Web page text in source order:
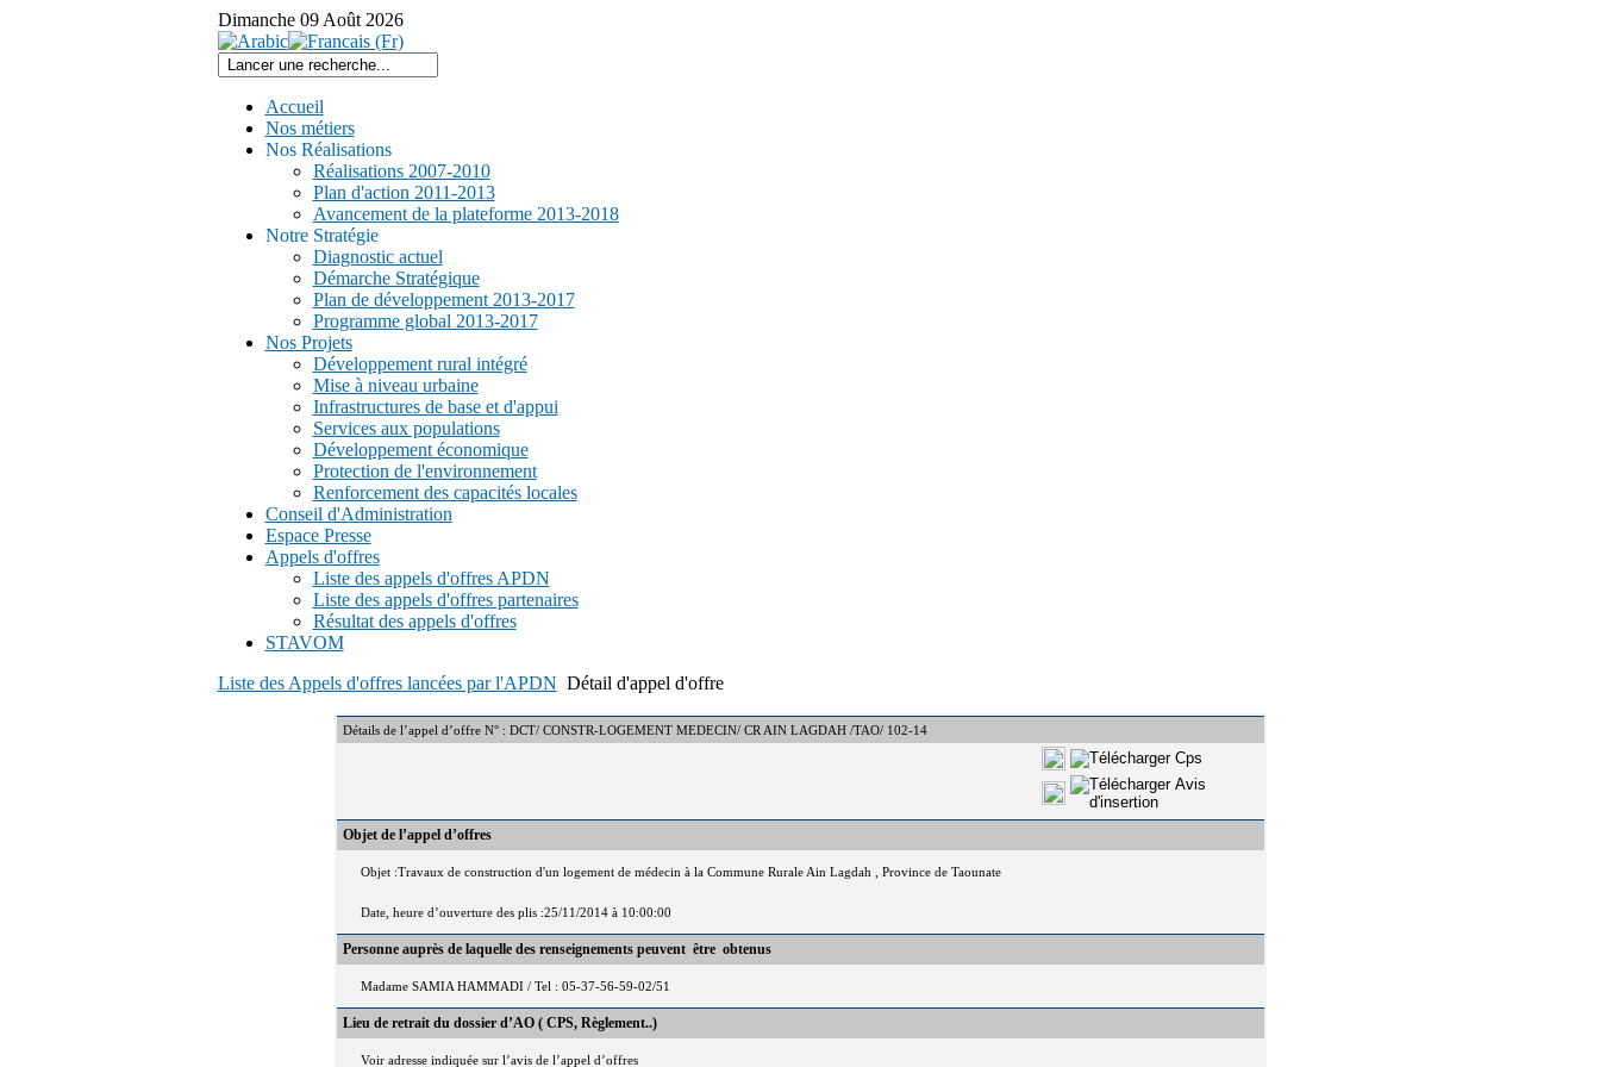
Dimanche 09 Août 2026
Accueil
Nos métiers
Nos Réalisations
Réalisations 2007-2010
Plan d'action 2011-2013
Avancement de la plateforme 2013-2018
Notre Stratégie
Diagnostic actuel
Démarche Stratégique
Plan de développement 2013-2017
Programme global 2013-2017
Nos Projets
Développement rural intégré
Mise à niveau urbaine
Infrastructures de base et d'appui
Services aux populations
Développement économique
Protection de l'environnement
Renforcement des capacités locales
Conseil d'Administration
Espace Presse
Appels d'offres
Liste des appels d'offres APDN
Liste des appels d'offres partenaires
Résultat des appels d'offres
STAVOM
Liste des Appels d'offres lancées par l'APDN Détail d'appel d'offre
Détails de l’appel d’offre N° : DCT/ CONSTR-LOGEMENT MEDECIN/ CR AIN LAGDAH /TAO/ 102-14
Objet de l’appel d’offres
Objet :Travaux de construction d'un logement de médecin à la Commune Rurale Ain Lagdah , Province de Taounate
Date, heure d’ouverture des plis :25/11/2014 à 10:00:00
Personne auprès de laquelle des renseignements peuvent être obtenus
Madame SAMIA HAMMADI / Tel : 05-37-56-59-02/51
Lieu de retrait du dossier d’AO ( CPS, Règlement..)
Voir adresse indiquée sur l’avis de l’appel d’offres